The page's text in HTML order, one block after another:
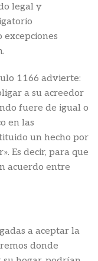
legal y
1166 advierte:
a su acreedor
fuere de igual o
en las
un hecho por
Es decir, para que
acuerdo entre
a aceptar la
donde